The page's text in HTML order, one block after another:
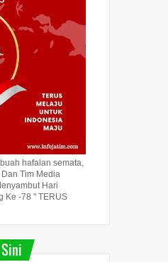
hafalan semata,
Tim Media
Hari
Ke -78 " TERUS